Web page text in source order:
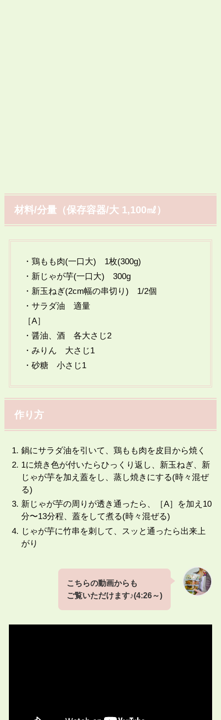
材料/分量（保存容器/大 1,100㎖）
・鶏もも肉(一口大) 1枚(300g)
・新じゃが芋(一口大) 300g
・新玉ねぎ(2cm幅の串切り) 1/2個
・サラダ油 適量
［A］
・醤油、酒 各大さじ2
・みりん 大さじ1
・砂糖 小さじ1
作り方
鍋にサラダ油を引いて、鶏もも肉を皮目から焼く
1に焼き色が付いたらひっくり返し、新玉ねぎ、新
じゃが芋を加え蓋をし、蒸し焼きにする(時々混ぜ
る)
新じゃが芋の周りが透き通ったら、［A］を加え10
分〜13分程、蓋をして煮る(時々混ぜる)
じゃが芋に竹串を刺して、スッと通ったら出来上
がり
こちらの動画からも
ご覧いただけます♪(4:26～)